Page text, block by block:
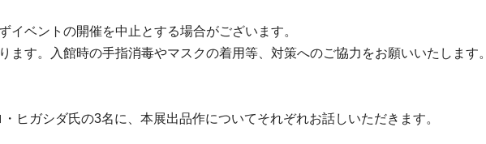
ベントの開催を中止とする場合がございます。
す。入館時の手指消毒やマスクの着用等、対策へのご協力をお願いいたします。
ヒガシダ氏の3名に、本展出品作についてそれぞれお話しいただきます。